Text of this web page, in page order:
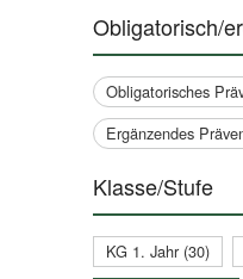
Obligatorisch/
Obligatorisches
Ergänzendes
Klasse/Stufe
KG 1. Jahr (30)